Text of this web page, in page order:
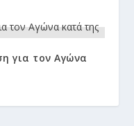
για τον Αγώνα